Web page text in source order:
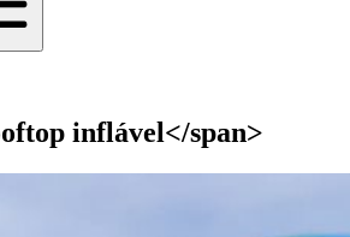
inflável</span>